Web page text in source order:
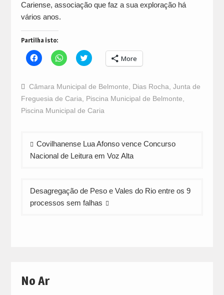
Cariense, associação que faz a sua exploração há
vários anos.
Partilha isto:
Click
to
Facebook
(Opens
in
new
window)
Click
to
WhatsApp
(Opens
in
new
window)
Click
to
Twitter
(Opens
in
new
window)
More
Câmara Municipal de Belmonte Dias Rocha Junta de
Freguesia de Caria
Piscina Municipal de Belmonte
Piscina Municipal de Caria
Navegação
de
Covilhanense Lua Afonso vence Concurso
Nacional de Leitura em Voz Alta
Desagregação de Peso e Vales do Rio entre os 9
processos sem falhas
No Ar